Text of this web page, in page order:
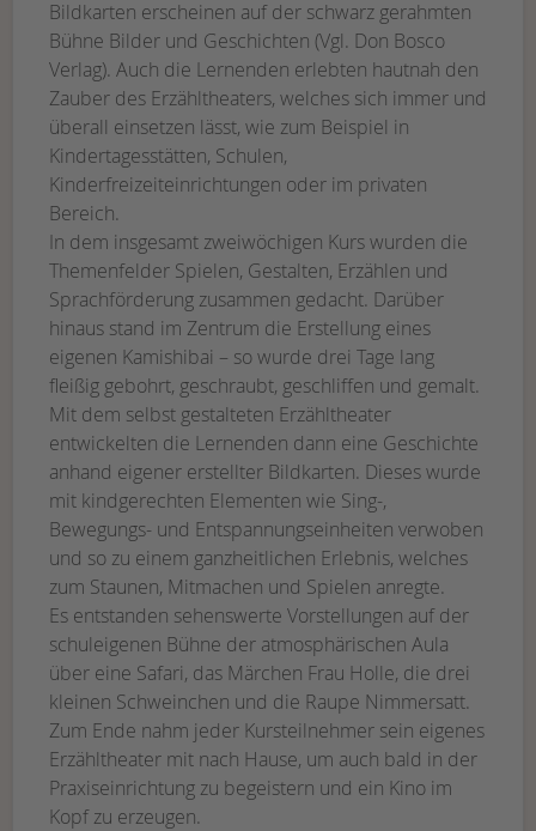
Bildkarten erscheinen auf der schwarz gerahmten
Bühne Bilder und Geschichten (Vgl. Don Bosco
Verlag). Auch die Lernenden erlebten hautnah den
Zauber des Erzähltheaters, welches sich immer und
überall einsetzen lässt, wie zum Beispiel in
Kindertagesstätten, Schulen,
Kinderfreizeiteinrichtungen oder im privaten
Bereich.
In dem insgesamt zweiwöchigen Kurs wurden die
Themenfelder Spielen, Gestalten, Erzählen und
Sprachförderung zusammen gedacht. Darüber
hinaus stand im Zentrum die Erstellung eines
eigenen Kamishibai – so wurde drei Tage lang
fleißig gebohrt, geschraubt, geschliffen und gemalt.
Mit dem selbst gestalteten Erzähltheater
entwickelten die Lernenden dann eine Geschichte
anhand eigener erstellter Bildkarten. Dieses wurde
mit kindgerechten Elementen wie Sing-,
Bewegungs- und Entspannungseinheiten verwoben
und so zu einem ganzheitlichen Erlebnis, welches
zum Staunen, Mitmachen und Spielen anregte.
Es entstanden sehenswerte Vorstellungen auf der
schuleigenen Bühne der atmosphärischen Aula
über eine Safari, das Märchen Frau Holle, die drei
kleinen Schweinchen und die Raupe Nimmersatt.
Zum Ende nahm jeder Kursteilnehmer sein eigenes
Erzähltheater mit nach Hause, um auch bald in der
Praxiseinrichtung zu begeistern und ein Kino im
Kopf zu erzeugen.